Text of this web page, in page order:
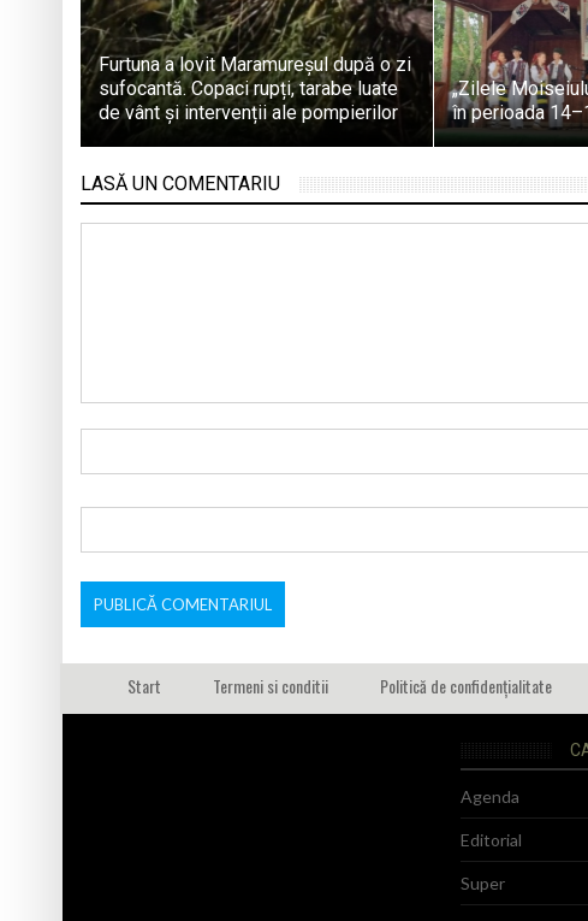
Furtuna a lovit Maramureșul după o zi
sufocantă. Copaci rupți, tarabe luate
de vânt și intervenții ale pompierilor
„Zilele
în perioada
LASĂ UN COMENTARIU
Start Termeni si conditii Politică de confidențialitate
Agenda
Editorial
Super